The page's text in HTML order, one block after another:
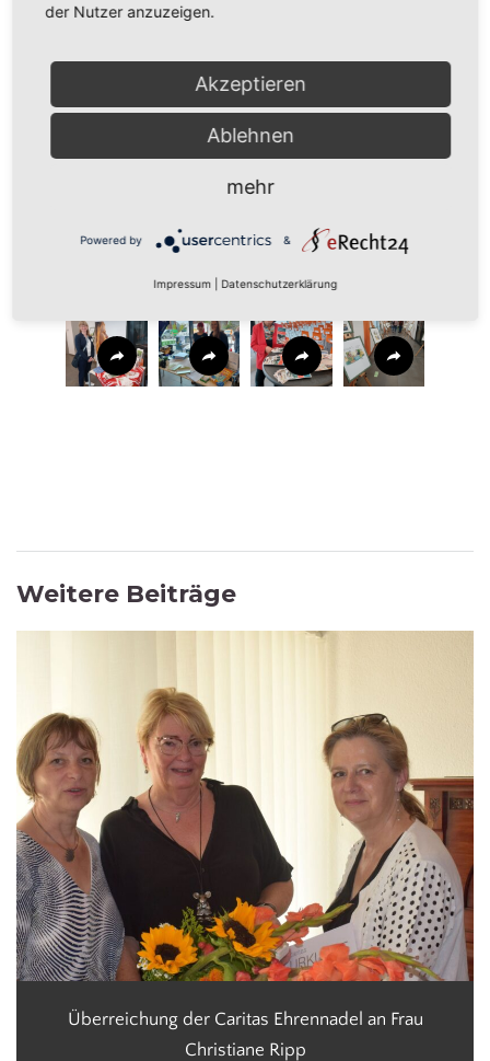
Weitere Beiträge
Überreichung der Caritas Ehrennadel an Frau
Christiane Ripp
der Nutzer anzuzeigen.
Akzeptieren
Ablehnen
mehr
Powered by &
Impressum Datenschutzerklärung